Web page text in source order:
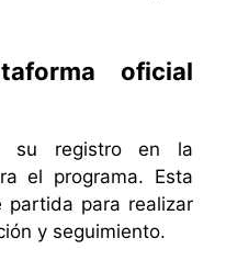
oficial
su registro en la
el programa. Esta
partida para realizar
y seguimiento.